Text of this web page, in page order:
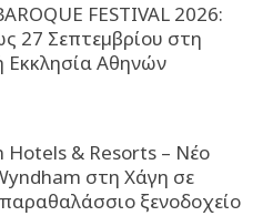
FESTIVAL 2026:
27 Σεπτεµβρίου στη
Εκκλησία Αθηνών
Hotels & Resorts – Νέο
στη Χάγη σε
ξενοδοχείο